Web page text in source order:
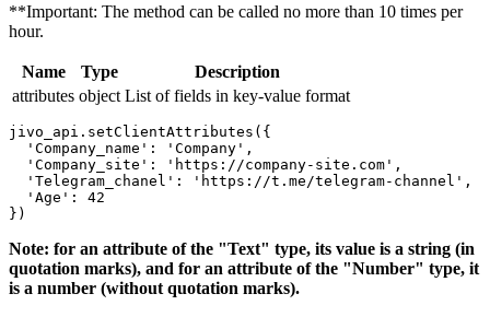
**Important: The method can be called no more than 10 times per
hour.
Name Type
Description
attributes object List of fields in key-value format
jivo_api.setClientAttributes({
  'Company_name': 'Company',
  'Company_site': 'https://company-site.com',
  'Telegram_chanel': 'https://t.me/telegram-channel',
  'Age': 42
Note: for an attribute of the "Text" type, its value is a string (in
quotation marks), and for an attribute of the "Number" type, it
is a number (without quotation marks).